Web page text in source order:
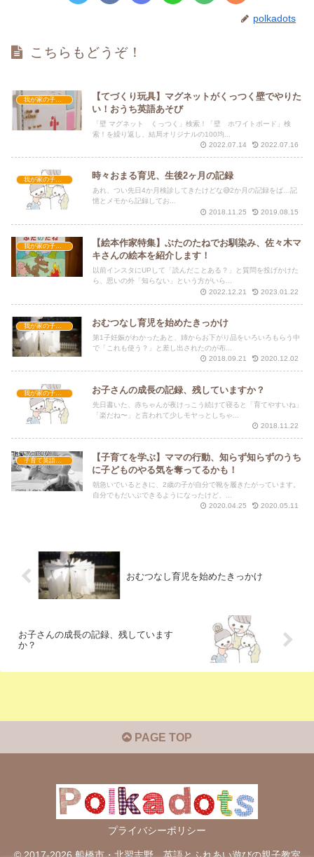
polkadots
こちらもどうぞ！
【てづくり玩具】マグネットがくっつく壁でやりた
い！おうち英語あそび
「壁 マグネット くっつく」検索！「壁 ホワイトボード」検
索！を繰り返し、結局オリジナルの100均...
2022.07.14
2022.07.16
時々おまる育児、生後2ヶ月の記録
あれ、つい先日4か月検診してきたけどな😅2か月の記録をば…記
憶とメモから記録してお...
2018.11.25
2019.08.15
我が家の子育て
【絵本作家特集】ぶたのたねでお馴染み、佐々木マ
キさんの絵本を紹介します！
以前インスタにUPして「読んだことある？」と質問を投げかけた
ら、思いの外「知らない」という方がいら...
2022.12.21
2023.01.22
我が家の子育て おむつなし育児を始めたきっかけ
第1子妊娠がわかったあと、姉からお下がり品をいろいろもらう中
で「これも使う？」と差し出されたのが布...
2018.09.21
2020.12.02
我が家の子育て お子さんの成長の記録、残していますか？
先日書いた、赤ちゃんが夜けっこう続けて寝ると「育てやすいね」
「楽だね〜」と言われて少しモヤっとしちゃ...
2018.11.22
子育て英語講座
【子育てを学ぶ】ママの行動、知らず知らずのうち
に子どものやる気を奪ってるかも！
朝急いでいるときに、2歳の子が自分で靴を履きたがっています。
自分でもだいぶできるようになったけど、...
2020.04.25
2020.05.11
おむつなし育児を始めたきっかけ
お子さんの成長の記録、残しています
か？
PAGE TOP
プライバシーポリシー
© 2017-2026 船橋市・北習志野 英語とふれあい遊びの親子教室